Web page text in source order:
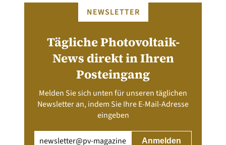
NEWSLETTER
Tägliche Photovoltaik-
News direkt in Ihren
Posteingang
Melden Sie sich unten für unseren täglichen
Newsletter an, indem Sie Ihre E-Mail-Adresse
eingeben
(erforderlich)